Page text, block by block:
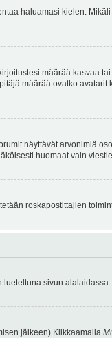
haluamasi kielen.
määrää kasvaa
määrää ovatko avatarit
näyttävät arvonimiä
huomaat vain
roskapostittajien
lueteltuna sivun alalaidassa.
jälkeen) Klikkaamalla